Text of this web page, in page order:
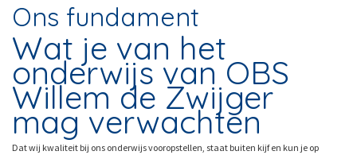
Ons fundament
Wat je van het
onderwijs van OBS
Willem de Zwijger
mag verwachten
Dat wij kwaliteit bij ons onderwijs vooropstellen, staat buiten kijf en kun je op